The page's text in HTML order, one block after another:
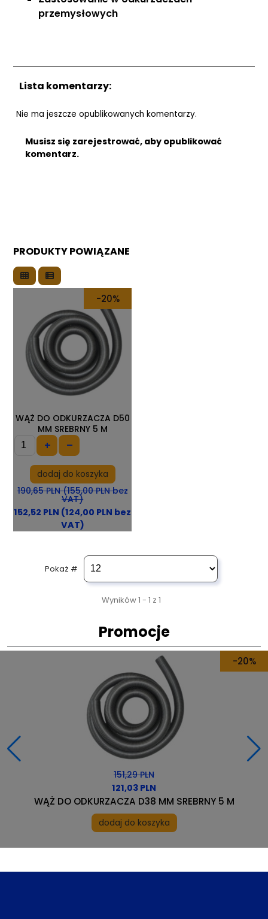
przemysłowych
Lista komentarzy:
Nie ma jeszcze opublikowanych komentarzy.
Musisz się zarejestrować, aby opublikować
komentarz.
PRODUKTY POWIĄZANE
-20%
190,65 PLN (155,00 PLN bez
VAT)
152,52 PLN (124,00 PLN bez
VAT)
WĄŻ DO ODKURZACZA D50
MM SREBRNY 5 M
+ –
dodaj do koszyka
Pokaż #
Wyników 1 - 1 z 1
Promocje
-20%
151,29 PLN
121,03 PLN
WĄŻ DO ODKURZACZA D38 MM SREBRNY 5 M
dodaj do koszyka